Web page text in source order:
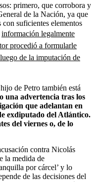
primero, que corrobora y
de la Nación, ya que
suficientes elementos
información legalmente
procedió a formularle
de la imputación de
de Petro también está
una advertencia tras los
que adelantan en
exdiputado del Atlántico.
del viernes o, de lo
contra Nicolás
la medida de
por cárcel’ y lo
de las decisiones del